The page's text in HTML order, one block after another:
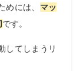
めには、 マッ
です。
してしまうリ